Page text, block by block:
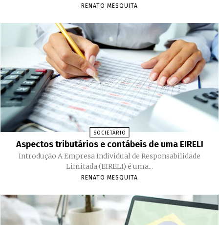
RENATO MESQUITA
SOCIETÁRIO
Aspectos tributários e contábeis de uma EIRELI
Introdução A Empresa Individual de Responsabilidade
Limitada (EIRELI) é uma...
RENATO MESQUITA